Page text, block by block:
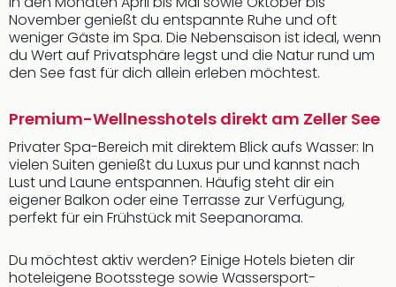
November genießt du entspannte Ruhe und oft
weniger Gäste im Spa. Die Nebensaison ist ideal, wenn
du Wert auf Privatsphäre legst und die Natur rund um
den See fast für dich allein erleben möchtest.
Premium-Wellnesshotels direkt am Zeller See
Privater Spa-Bereich mit direktem Blick aufs Wasser: In
vielen Suiten genießt du Luxus pur und kannst nach
Lust und Laune entspannen. Häufig steht dir ein
eigener Balkon oder eine Terrasse zur Verfügung,
perfekt für ein Frühstück mit Seepanorama.
Du möchtest aktiv werden? Einige Hotels bieten dir
hoteleigene Bootsstege sowie Wassersport-